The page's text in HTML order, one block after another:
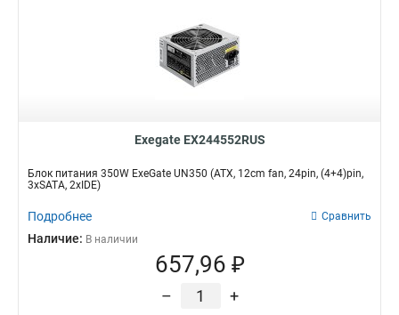
Exegate EX244552RUS
Блок питания 350W ExeGate UN350 (ATX, 12cm fan, 24pin, (4+4)pin,
3xSATA, 2xIDE)
Подробнее Сравнить
Наличие: В наличии
657,96 ₽
– +